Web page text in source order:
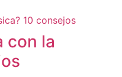
con la